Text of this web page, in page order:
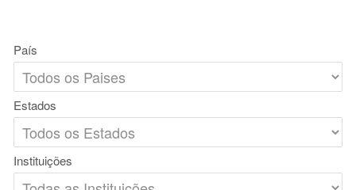
País
Estados
Instituições